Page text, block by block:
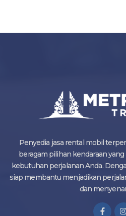
Penyedia jasa rental mobil
beragam pilihan kendaraan
kebutuhan perjalanan Anda.
siap membantu menjadikan
dan